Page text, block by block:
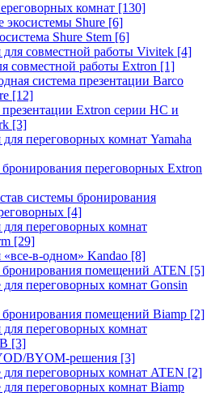
комнат [130]
экосистемы Shure [6]
Shure Stem [6]
совместной работы Vivitek [4]
совместной работы Extron [1]
система презентации Barco
[12]
Extron серии HC и
[3]
переговорных комнат Yamaha
переговорных Extron
системы бронирования
[4]
переговорных комнат
[29]
в-одном» Kandao [8]
бронирования помещений ATEN [5]
переговорных комнат Gonsin
помещений Biamp [2]
переговорных комнат
[3]
BYOM-решения [3]
переговорных комнат ATEN [2]
переговорных комнат Biamp